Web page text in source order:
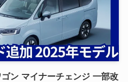
ン マイナーチェンジ 一部改